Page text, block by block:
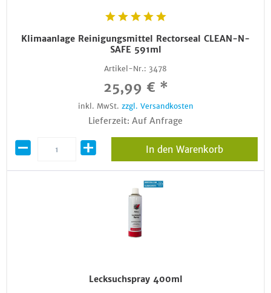
Klimaanlage Reinigungsmittel Rectorseal CLEAN-N-
SAFE 591ml
Artikel-Nr.: 3478
25,99 € *
inkl. MwSt. zzgl. Versandkosten
Lieferzeit: Auf Anfrage
In den Warenkorb
Lecksuchspray 400ml